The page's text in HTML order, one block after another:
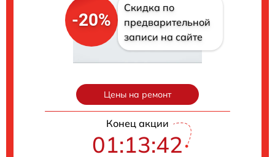
-20%
Скидка по
предварительной
записи на сайте
Цены на ремонт
Конец акции
01:13:41